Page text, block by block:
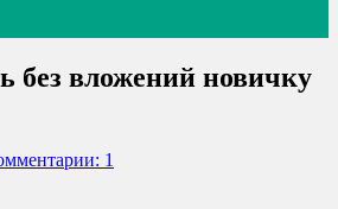
без вложений новичку
1